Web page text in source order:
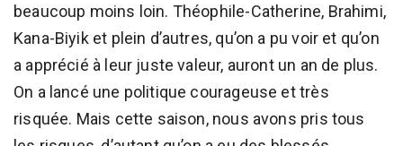
beaucoup moins loin. Théophile-Catherine, Brahimi,
Kana-Biyik et plein d’autres, qu’on a pu voir et qu’on
a apprécié à leur juste valeur, auront un an de plus.
On a lancé une politique courageuse et très
risquée. Mais cette saison, nous avons pris tous